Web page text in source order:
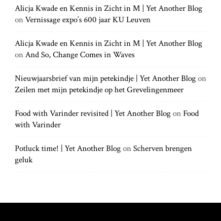
h
f
r
:
h
Alicja Kwade en Kennis in Zicht in M | Yet Another Blog
onVernissage expo’s 600 jaar KU Leuven
Alicja Kwade en Kennis in Zicht in M | Yet Another Blog
onAnd So, Change Comes in Waves
Nieuwjaarsbrief van mijn petekindje | Yet Another Blogon
Zeilen met mijn petekindje op het Grevelingenmeer
Food with Varinder revisited | Yet Another BlogonFood
with Varinder
Potluck time! | Yet Another BlogonScherven brengen
geluk